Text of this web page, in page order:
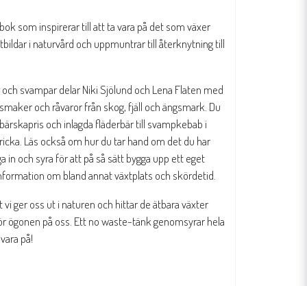
som inspirerar till att ta vara på det som växer
i naturvård och uppmuntrar till återknytning till
svampar delar Niki Sjölund och Lena Flaten med
och råvaror från skog, fjäll och ängsmark. Du
och inlagda fläderbär till svampkebab i
Läs också om hur du tar hand om det du har
in och syra för att på så sätt bygga upp ett eget
om bland annat växtplats och skördetid.
vi ger oss ut i naturen och hittar de ätbara växter
ögonen på oss. Ett no waste-tänk genomsyrar hela
på!